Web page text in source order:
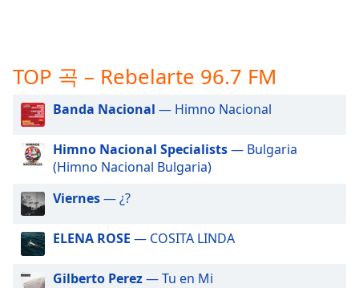
dialog
subtitles
off
selected
Audio
Track
Picture-
in-
Fullscreen
This
TOP 곡 – Rebelarte 96.7 FM
Banda Nacional — Himno Nacional
Himno Nacional Specialists— Bulgaria
(Himno Nacional Bulgaria)
Viernes— ¿?
ELENA ROSE — COSITA LINDA
Gilberto Perez— Tu en Mi